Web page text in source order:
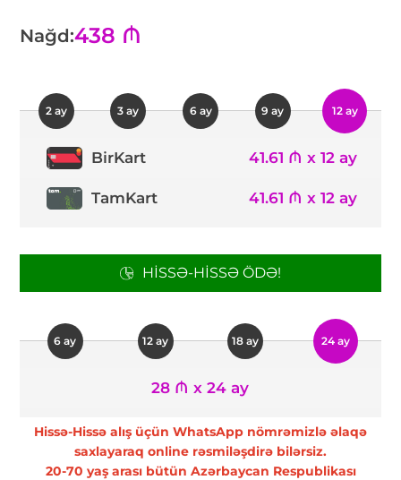
Nağd:438 ₼
2 ay 3 ay 6 ay 9 ay 12 ay
BirKart 41.61 ₼ x 12 ay
TamKart 41.61 ₼ x 12 ay
HISSƏ-HISSƏ ÖDƏ!
6 ay 12 ay 18 ay 24 ay
28 ₼ x 24 ay
Hissə-Hissə alış üçün WhatsApp nömrəmizlə əlaqə
saxlayaraq online rəsmiləşdirə bilərsiz.
20-70 yaş arası bütün Azərbaycan Respublikası